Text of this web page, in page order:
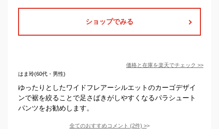
ショップでみる
価格と在庫を楽天でチェック >>
はま玲(60代・男性)
ゆったりとしたワイドフレアーシルエットのカーゴデザイ
ンで裾を絞ることで足さばきがしやすくなるパラシュート
パンツをお勧めします。
全てのおすすめコメント (2件) >